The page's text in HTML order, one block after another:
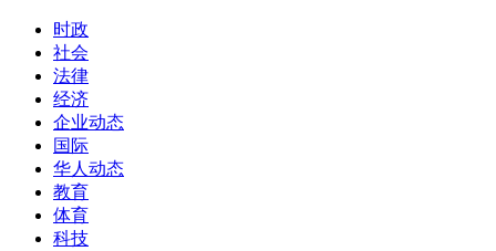
时政
社会
法律
经济
企业动态
国际
华人动态
教育
体育
科技